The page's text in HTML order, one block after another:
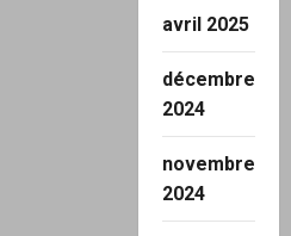
avril 2025
décembre
2024
novembre
2024